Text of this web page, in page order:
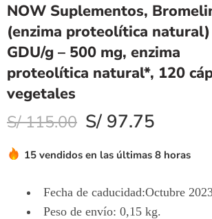
NOW Suplementos,
(enzima proteolítica
GDU/g – 500 mg, enzima
proteolítica natural*, 120
vegetales
S/115.00 S/ 97.75
15 vendidos en las últimas 8 horas
Fecha de caducidad:Octubre
Peso de envío: 0,15 kg.